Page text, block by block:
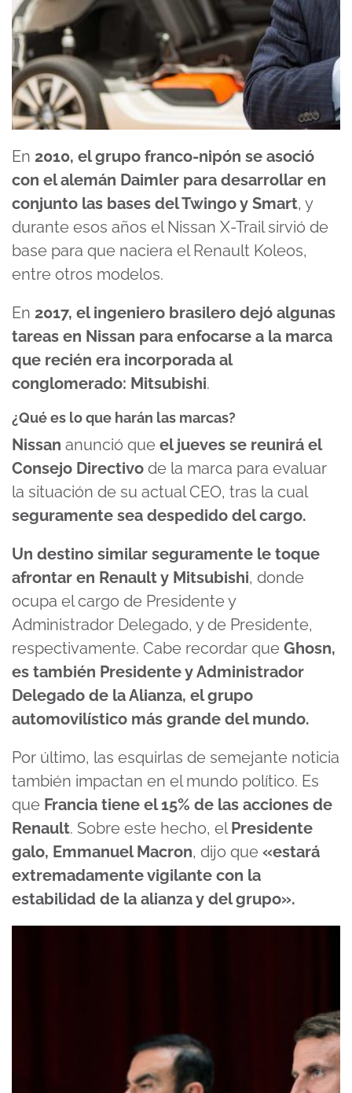
En 2010, el grupo franco-nipón se asoció
con el alemán Daimler para desarrollar en
conjunto las bases del Twingo y Smart, y
durante esos años el Nissan X-Trail sirvió de
base para que naciera el Renault Koleos,
entre otros modelos.
En 2017, el ingeniero brasilero dejó algunas
tareas en Nissan para enfocarse a la marca
que recién era incorporada al
conglomerado: Mitsubishi.
¿Qué es lo que harán las marcas?
Nissan anunció que el jueves se reunirá el
Consejo Directivo de la marca para evaluar
la situación de su actual CEO, tras la cual
seguramente sea despedido del cargo.
Un destino similar seguramente le toque
afrontar en Renault y Mitsubishi, donde
ocupa el cargo de Presidente y
Administrador Delegado, y de Presidente,
respectivamente. Cabe recordar que Ghosn,
es también Presidente y Administrador
Delegado de la Alianza, el grupo
automovilístico más grande del mundo.
Por último, las esquirlas de semejante noticia
también impactan en el mundo político. Es
que Francia tiene el 15% de las acciones de
Renault. Sobre este hecho, elPresidente
galo, Emmanuel Macron, dijo que «estará
extremadamente vigilante con la
estabilidad de la alianza y del grupo».